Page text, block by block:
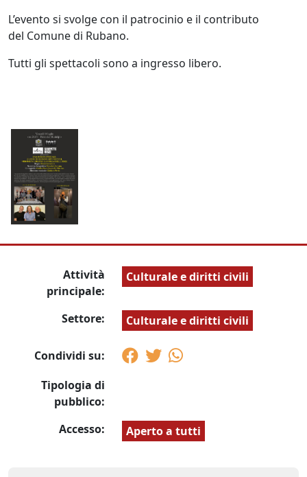
L’evento si svolge con il patrocinio e il contributo
del Comune di Rubano.
Tutti gli spettacoli sono a ingresso libero.
Attività
principale:
Culturale e diritti civili
Settore: Culturale e diritti civili
Condividi su:
Tipologia di
pubblico:
Accesso:
Aperto a tutti